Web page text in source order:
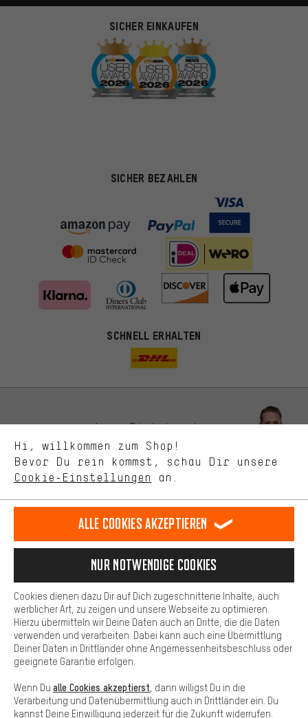
SICHER EINKAUFEN
SICHER BEZAHLEN
SCHNELL ERHALTEN
Lass Dich beraten
Terminbuchung
Kontaktformular
Unsere Datenschutzerklärung
Sprache"
Deutsch
DE english
EN español
ES français
FR
VERTRAG WIDERRUFEN Aachener Community Affiliateprogramm
Impressum Datenschutz Allgemeine Geschäftsbedingungen
Cookie-Einstellungen Kontrast ändern
Hi, willkommen zum Shop!
Bevor Du rein kommst, schau Dir unsere
Cookie-Einstellungen an.
Du bekommst, statt zufälliger Werbung, genauer passende
Angebote von uns. Diese Cookies helfen uns, Deine Interessen
besser zu erkennen und Dir relevante Produkte und Tipps zu
Uns interessiert, was Du in unserem Shop suchst und brauchst.
selbst Einfluss auf die Verbesserung unserer Webseite und
unseres Shop-Angebots.
Dein Shopping-Erlebnis wird komfortabler. Mit Komfort-Cookies
stellen wir Verknüpfungen zu Social Media Plattformen her. So
können wir dir weitere nützliche Inhalte und Informationen zur
Verfügung stellen. Zudem hast du die Möglichkeit zusätzliche
Services zu nutzen, die es dir erleichtern die richtigen Produkte zu
finden. Beispielsweise bieten wir eine Chat-Funktion an, damit
Fragen schnell und unkompliziert beantwortet werden können.
Basis
Basis-Cookies gewährleisten, dass Du unsere Webseite
grundsätzlich nutzen kannst.
Alle Cookies akzeptieren
Nur Notwendige Cookies
Cookies dienen dazu Dir auf Dich zugeschnittene Inhalte, auch
werblicher Art, zu zeigen und unsere Webseite zu optimieren.
Hierzu übermitteln wir Deine Daten auch an Dritte, die die Daten
verwenden und verarbeiten. Dabei kann auch eine Übermittlung
Deiner Daten in Drittländer ohne Angemessenheitsbeschluss oder
geeignete Garantie erfolgen.
Wenn Du alle Cookies akzeptierst , dann willigst Du in die
Verarbeitung und Datenübermittlung auch in Drittländer ein. Du
kannst Deine Einwilligung jederzeit für die Zukunft widerrufen.